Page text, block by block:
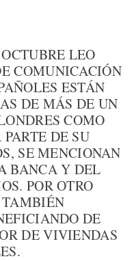
LEO
COMUNICACIÓN
ESTÁN
DE MÁS DE UN
COMO
DE SU
SE MENCIONAN
BANCA Y DEL
POR OTRO
DE
DE VIVIENDAS